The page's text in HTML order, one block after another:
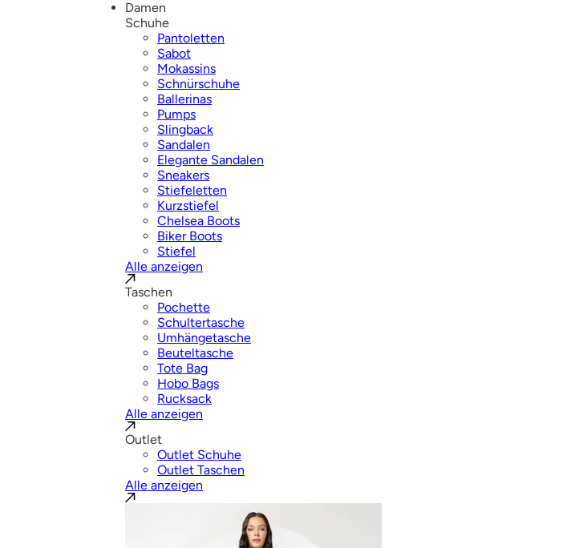
Damen
Schuhe
Pantoletten
Sabot
Mokassins
Schnürschuhe
Ballerinas
Pumps
Slingback
Sandalen
Elegante Sandalen
Sneakers
Stiefeletten
Kurzstiefel
Chelsea Boots
Biker Boots
Stiefel
Alle anzeigen
Taschen
Pochette
Schultertasche
Umhängetasche
Beuteltasche
Tote Bag
Hobo Bags
Rucksack
Alle anzeigen
Outlet
Outlet Schuhe
Outlet Taschen
Alle anzeigen